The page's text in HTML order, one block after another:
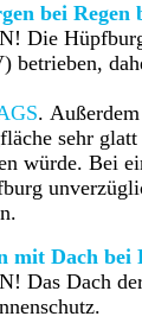
bei Regen
Die
betrieben,
.
sehr
würde. Bei
mit Dach bei
Das Dach